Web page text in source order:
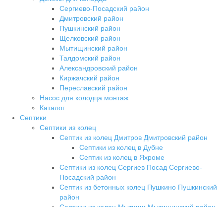
Сергиево-Посадский район
Дмитровский район
Пушкинский район
Щелковский район
Мытищинский район
Талдомский район
Александровский район
Киржачский район
Переславский район
Насос для колодца монтаж
Каталог
Септики
Септики из колец
Септик из колец Дмитров Дмитровский район
Септики из колец в Дубне
Септик из колец в Яхроме
Септики из колец Сергиев Посад Сергиево-
Посадский район
Септик из бетонных колец Пушкино Пушкинский
район